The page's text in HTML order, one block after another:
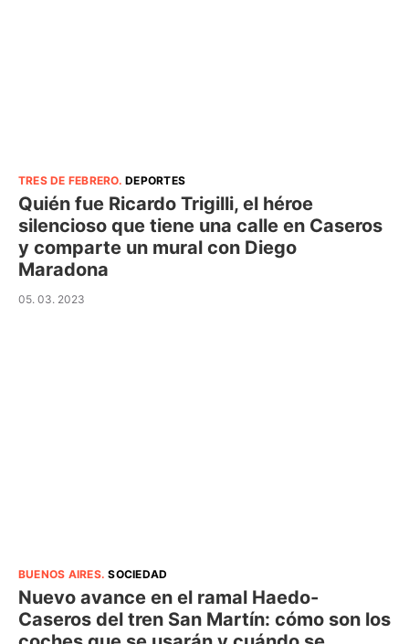
TRES DE FEBRERO.DEPORTES
Quién fue Ricardo Trigilli, el héroe
silencioso que tiene una calle en Caseros
y comparte un mural con Diego
Maradona
05. 03. 2023
BUENOS AIRES.SOCIEDAD
Nuevo avance en el ramal Haedo-
Caseros del tren San Martín: cómo son los